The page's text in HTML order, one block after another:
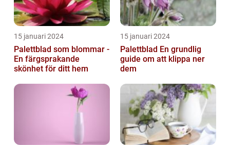
15 januari 2024
Palettblad som blommar -
En färgsprakande
skönhet för ditt hem
15 januari 2024
Palettblad En grundlig
guide om att klippa ner
dem